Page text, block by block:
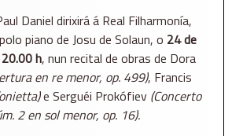
Daniel dirixirá á Real Filharmonía,
piano de Josu de Solaun, o 24 de
h, nun recital de obras de Dora
en re menor, op. 499), Francis
e Serguéi Prokófiev (Concerto
2 en sol menor, op. 16).